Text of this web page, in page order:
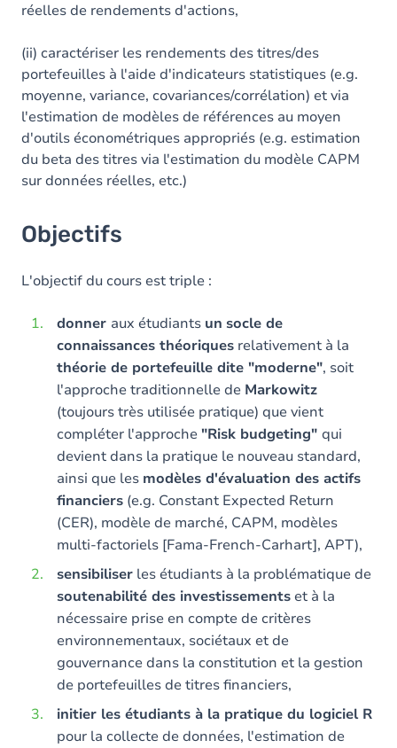
réelles de rendements d'actions,
(ii) caractériser les rendements des titres/des
portefeuilles à l'aide d'indicateurs statistiques (e.g.
moyenne, variance, covariances/corrélation) et via
l'estimation de modèles de références au moyen
d'outils économétriques appropriés (e.g. estimation
du beta des titres via l'estimation du modèle CAPM
sur données réelles, etc.)
Objectifs
L'objectif du cours est triple :
donner aux étudiants un socle de
connaissances théoriques relativement à la
théorie de portefeuille dite "moderne", soit
l'approche traditionnelle de Markowitz
(toujours très utilisée pratique) que vient
compléter l'approche"Risk budgeting" qui
devient dans la pratique le nouveau standard,
ainsi que les modèles d'évaluation des actifs
financiers (e.g. Constant Expected Return
(CER), modèle de marché, CAPM, modèles
multi-factoriels [Fama-French-Carhart], APT),
sensibiliser les étudiants à la problématique de
soutenabilité des investissements et à la
nécessaire prise en compte de critères
environnementaux, sociétaux et de
gouvernance dans la constitution et la gestion
de portefeuilles de titres financiers,
initier les étudiants à la pratique du logiciel R
pour la collecte de données, l'estimation de